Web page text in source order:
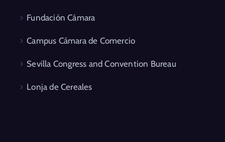
Fundación Cámara
Campus Cámara de Comercio
Sevilla Congress and Convention Bureau
Lonja de Cereales